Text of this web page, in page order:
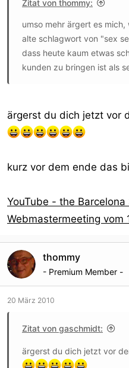
Zitat von thommy:
umso mehr ärgert es
alte schlagwort von "sex
dass heute kaum etwas
kunden zu bringen ist als
ärgerst du dich jetzt vor
kurz vor dem ende das
YouTube - the Barcelona
Webmastermeeting vom
thommy
- Premium Member -
20 März 2010
Zitat von gaschmidt:
ärgerst du dich jetzt vor